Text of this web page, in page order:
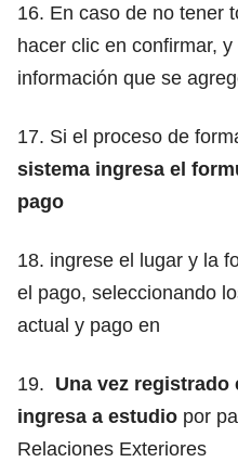
16. En caso de no tener
hacer clic en confirmar,
información que se
17. Si el proceso de
sistema ingresa el
pago
18. ingrese el lugar y la
el pago, seleccionando
actual y pago en
19. Una vez
ingresa a estudio por
Relaciones Exteriores